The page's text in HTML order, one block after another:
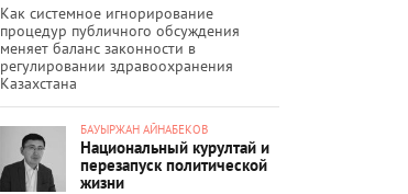
Как системное игнорирование
процедур публичного обсуждения
меняет баланс законности в
регулировании здравоохранения
Казахстана
БАУЫРЖАН АЙНАБЕКОВ
Национальный курултай и
перезапуск политической
жизни